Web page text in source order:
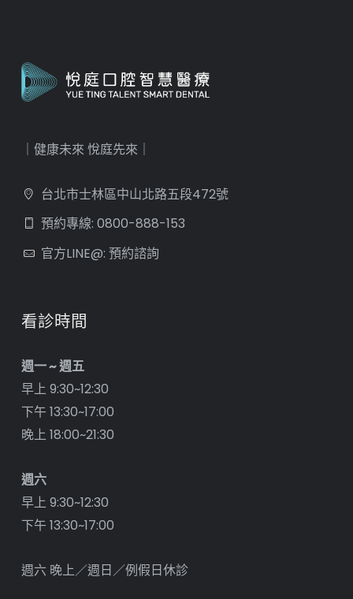
｜健康未來 悅庭先來｜
台北市士林區中山北路五段472號
預約專線: 0800-888-153
官方LINE@: 預約諮詢
看診時間
週一 ~ 週五
早上 9:30~12:30
下午 13:30~17:00
晚上 18:00~21:30
週六
早上 9:30~12:30
下午 13:30~17:00
週六 晚上／週日／例假日休診